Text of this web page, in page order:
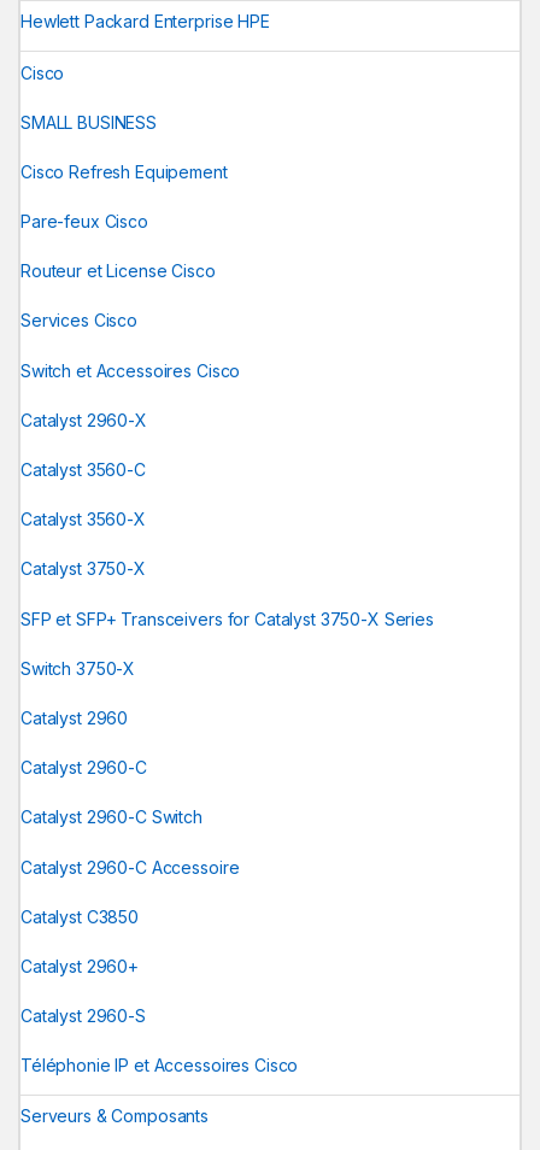
Hewlett Packard Enterprise HPE
Cisco
SMALL BUSINESS
Cisco Refresh Equipement
Pare-feux Cisco
Routeur et License Cisco
Services Cisco
Switch et Accessoires Cisco
Catalyst 2960-X
Catalyst 3560-C
Catalyst 3560-X
Catalyst 3750-X
SFP et SFP+ Transceivers for Catalyst 3750-X Series
Switch 3750-X
Catalyst 2960
Catalyst 2960-C
Catalyst 2960-C Switch
Catalyst 2960-C Accessoire
Catalyst C3850
Catalyst 2960+
Catalyst 2960-S
Téléphonie IP et Accessoires Cisco
Serveurs & Composants